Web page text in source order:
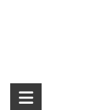
COEXAL